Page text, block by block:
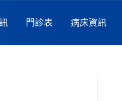
門診表 病床資訊